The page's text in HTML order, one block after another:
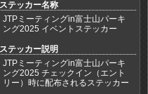
ステッカー名称
JTPミーティングin富士山パーキ
ング2025 イベントステッカー
ステッカー説明
JTPミーティングin富士山パーキ
ング2025 チェックイン（エント
リー）時に配布されるステッカー